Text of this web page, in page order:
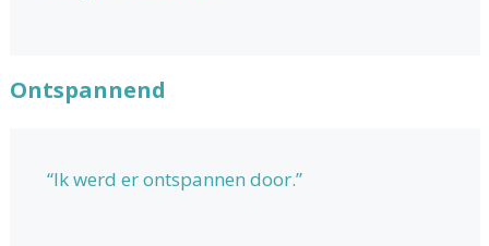
Ontspannend
“Ik werd er ontspannen door.”